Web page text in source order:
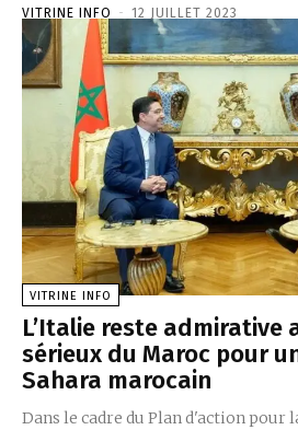
VITRINE INFO - 12 JUILLET 2023
VITRINE INFO
L’Italie reste admirative
sérieux du Maroc pour
Sahara marocain
Dans le cadre du Plan d'action pour